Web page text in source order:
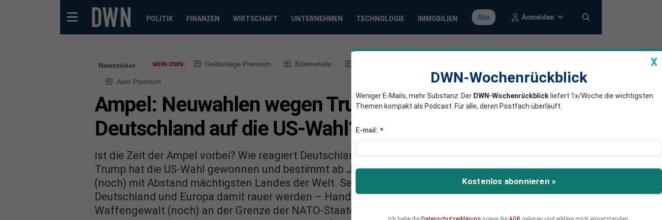
POLITIK FINANZEN WIRTSCHAFT UNTERNEHMEN TECHNOLOGIE IMMOBILIEN Abo Anmelden
Newsticker MEIN DWN: Geldanlage Premium Edelmetalle
Auto Premium
Ampel: Neuwahlen wegen Trump? Wie reagiert
Deutschland auf die US-Wahl?
Ist die Zeit der Ampel vorbei? Wie reagiert Deutschland auf das Wahlergebnis in den USA? Donald
Trump hat die US-Wahl gewonnen und bestimmt ab Januar als US-Präsident die Geschicke des
(noch) mit Abstand mächtigsten Landes der Welt. Seiner Agenda nach dürften die Zeiten für
Deutschland und Europa damit rauer werden – Handelskrieg durch Zölle, Krieg mit
Waffengewalt (noch) an der Grenze der NATO-Staaten, eine neue Ära der geopolitischen
X
DWN-Wochenrückblick
Weniger E-Mails, mehr Substanz: Der DWN-Wochenrückblick liefert 1x/Woche die wichtigsten
Themen kompakt als Podcast. Für alle, deren Postfach überläuft.
E-mail: *
Kostenlos abonnieren »